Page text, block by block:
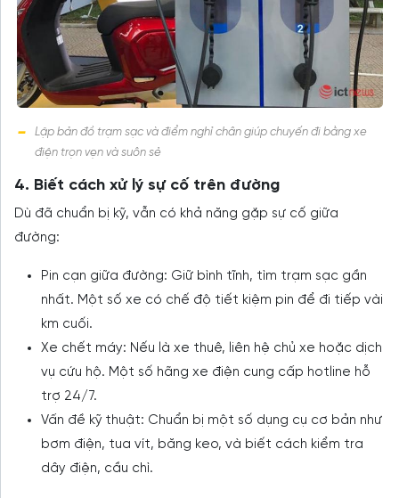
Lập bản đồ trạm sạc và điểm nghỉ chân giúp chuyến đi bằng xe
điện trọn vẹn và suôn sẻ
4. Biết cách xử lý sự cố trên đường
Dù đã chuẩn bị kỹ, vẫn có khả năng gặp sự cố giữa
đường:
Pin cạn giữa đường: Giữ bình tĩnh, tìm trạm sạc gần
nhất. Một số xe có chế độ tiết kiệm pin để đi tiếp vài
km cuối.
Xe chết máy: Nếu là xe thuê, liên hệ chủ xe hoặc dịch
vụ cứu hộ. Một số hãng xe điện cung cấp hotline hỗ
trợ 24/7.
Vấn đề kỹ thuật: Chuẩn bị một số dụng cụ cơ bản như
bơm điện, tua vít, băng keo, và biết cách kiểm tra
dây điện, cầu chì.